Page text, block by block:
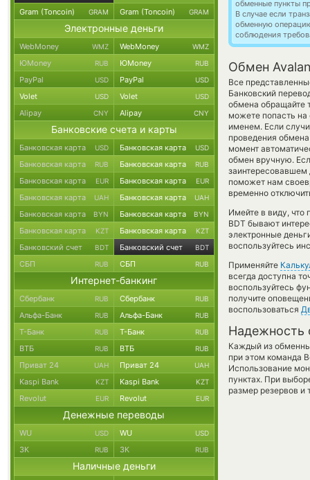
обменные пункты
В случае если
обменную
соблюдения
Обмен
Все
Банковский
обмена обращайте
можете попасть
именем. Если
проведения
момент
обмен вручную.
заинтересовавшем
поможет нам
временно
Имейте в виду, что
BDT бывают
электронные
воспользуйтесь
Применяйте
всегда доступна
воспользуйтесь
получите
воспользоваться
Надежность
Каждый из
при этом команда
Использование
пунктах. При
размер резервов и
Gram (Toncoin) GRAM Gram (Toncoin) GRAM
Электронные деньги
WebMoney WMZ WebMoney WMZ
ЮMoney RUB ЮMoney RUB
PayPal USD PayPal USD
Volet USD Volet USD
Alipay CNY Alipay CNY
Банковские счета и карты
Банковская карта USD Банковская карта USD
Банковская карта RUB Банковская карта RUB
Банковская карта EUR Банковская карта EUR
Банковская карта UAH Банковская карта UAH
Банковская карта BYN Банковская карта BYN
Банковская карта KZT Банковская карта KZT
Банковский счет BDT Банковский счет BDT
СБП RUB СБП RUB
Интернет-банкинг
Сбербанк RUB Сбербанк RUB
Альфа-Банк RUB Альфа-Банк RUB
Т-Банк RUB Т-Банк RUB
ВТБ RUB ВТБ RUB
Приват 24 UAH Приват 24 UAH
Kaspi Bank KZT Kaspi Bank KZT
Revolut EUR Revolut EUR
Денежные переводы
WU USD WU USD
ЗК RUB ЗК RUB
Наличные деньги